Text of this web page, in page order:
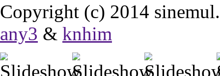
Copyright (c) 2014
any3 & knhim